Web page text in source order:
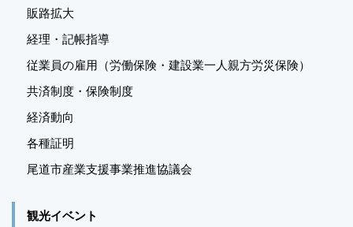
販路拡大
経理・記帳指導
従業員の雇用（労働保険・建設業一人親方労災保険）
共済制度・保険制度
経済動向
各種証明
尾道市産業支援事業推進協議会
観光イベント